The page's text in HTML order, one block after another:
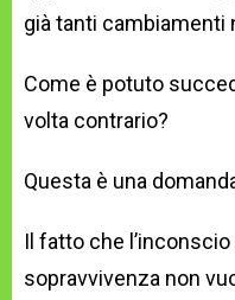
già tanti cambiamenti
Come è potuto
volta contrario?
Questa è una
Il fatto che
sopravvivenza non